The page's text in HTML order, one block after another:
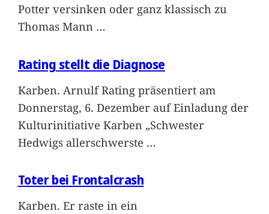
Potter versinken oder ganz klassisch zu
Thomas Mann …
Rating stellt die Diagnose
Karben. Arnulf Rating präsentiert am
Donnerstag, 6. Dezember auf Einladung der
Kulturinitiative Karben „Schwester
Hedwigs allerschwerste …
Toter bei Frontalcrash
Karben. Er raste in ein